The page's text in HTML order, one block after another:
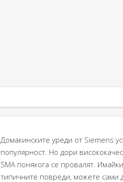
Домакинските уреди от Siemens
популярност. Но дори
SMA понякога се провалят.
типичните повреди, можете сами